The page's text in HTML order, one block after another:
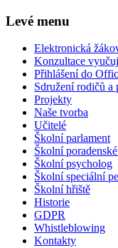
Levé menu
Elektronická
Konzultace
Přihlášení do
Sdružení rodičů a
Projekty
Naše tvorba
Učitelé
Školní parlament
Školní
Školní psycholog
Školní speciální
Školní hřiště
Historie
GDPR
Whistleblowing
Kontakty